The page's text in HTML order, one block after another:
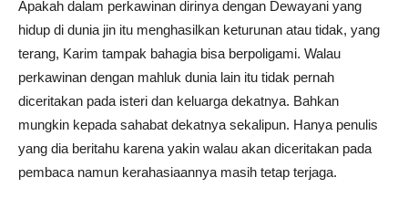
Apakah dalam perkawinan dirinya dengan Dewayani yang
hidup di dunia jin itu menghasilkan keturunan atau tidak, yang
terang, Karim tampak bahagia bisa berpoligami. Walau
perkawinan dengan mahluk dunia lain itu tidak pernah
diceritakan pada isteri dan keluarga dekatnya. Bahkan
mungkin kepada sahabat dekatnya sekalipun. Hanya penulis
yang dia beritahu karena yakin walau akan diceritakan pada
pembaca namun kerahasiaannya masih tetap terjaga.